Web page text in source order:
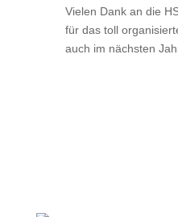
Vielen Dank an die
für das toll
auch im nächsten